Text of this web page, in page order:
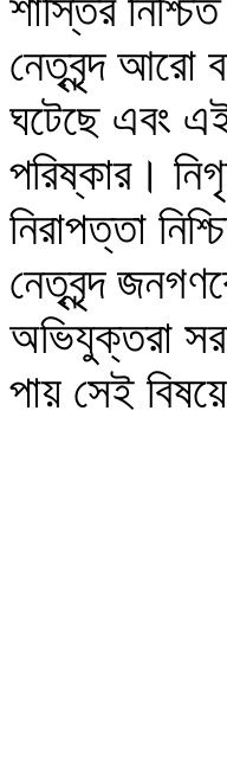
নেতৃবৃন্দ আরো
ঘটেছে এবং
পরিষ্কার।
নিরাপত্তা
নেতৃবৃন্দ
অভিযুক্তরা
পায় সেই